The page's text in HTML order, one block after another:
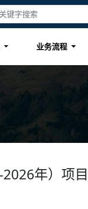
业务流程
年）项